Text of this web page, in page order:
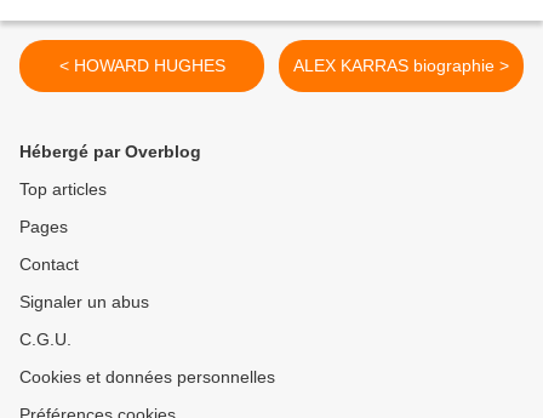
< HOWARD HUGHES ALEX KARRAS biographie >
Hébergé par Overblog
Top articles
Pages
Contact
Signaler un abus
C.G.U.
Cookies et données personnelles